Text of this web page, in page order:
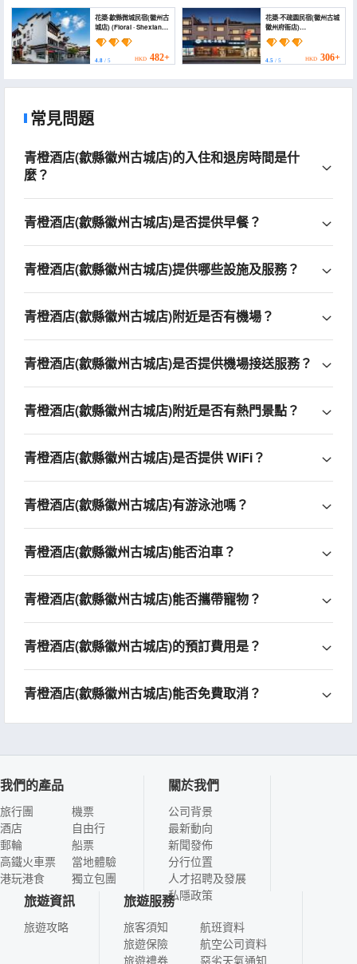
花築·歙縣微城民宿(徽州古
城店) (Floral · Shexian
Weicheng Homestay
(Huizhou Ancient City))
4.8 / 5 HKD 482+
花築·不疏園民宿(徽州古城
徽州府衙店)
(Floral Hotel·Bu Shu
Yuan Hotel (Huizhou
Ancient Town, Huizhou
Prefectural
4.5/ 5 HKD 306+
常見問題
青橙酒店(歙縣徽州古城店)的入住和退房時間是什
麼？
青橙酒店(歙縣徽州古城店)是否提供早餐？
青橙酒店(歙縣徽州古城店)提供哪些設施及服務？
青橙酒店(歙縣徽州古城店)附近是否有機場？
青橙酒店(歙縣徽州古城店)是否提供機場接送服務？
青橙酒店(歙縣徽州古城店)附近是否有熱門景點？
青橙酒店(歙縣徽州古城店)是否提供 WiFi？
青橙酒店(歙縣徽州古城店)有游泳池嗎？
青橙酒店(歙縣徽州古城店)能否泊車？
青橙酒店(歙縣徽州古城店)能否攜帶寵物？
青橙酒店(歙縣徽州古城店)的預訂費用是？
青橙酒店(歙縣徽州古城店)能否免費取消？
我們的產品
旅行團
酒店
郵輪
高鐵火車票
港玩港食
機票
自由行
船票
當地體驗
獨立包團
關於我們
公司背景
最新動向
新聞發佈
分行位置
人才招聘及發展
私隱政策
旅遊資訊
旅遊攻略
旅遊服務
旅客須知
旅遊保險
旅遊禮券
航班資料
航空公司資料
惡劣天氣通知